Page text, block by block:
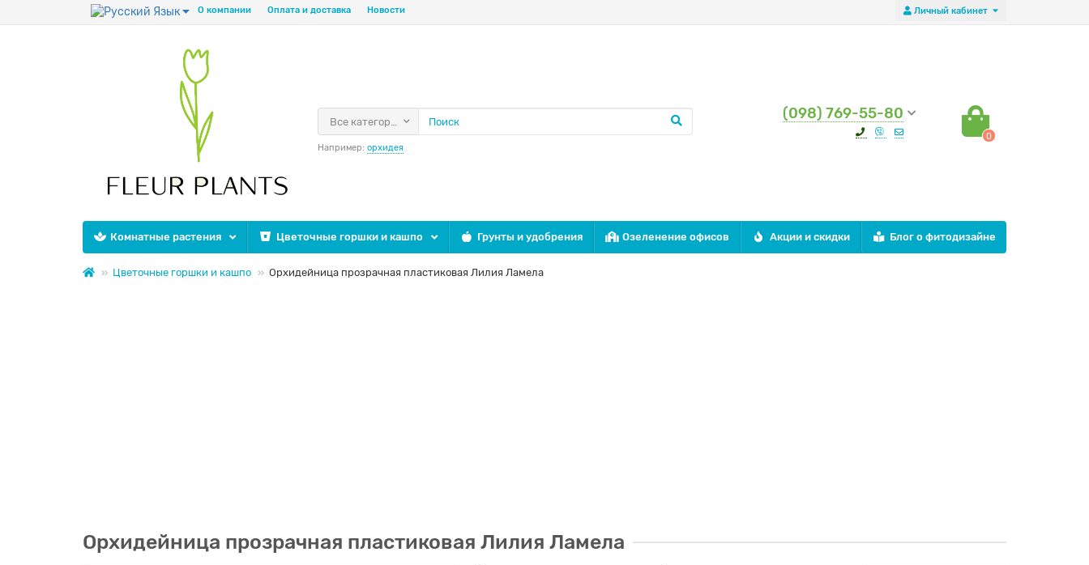
Личный кабинет
Язык О компании Оплата и доставка Новости
(098) 769-55-80
0
Все категории
Например: орхидея
Комнатные растения Цветочные горшки и кашпо Грунты и удобрения Озеленение офисов Акции и скидки Блог о фитодизайне
Цветочные горшки и кашпо Орхидейница прозрачная пластиковая Лилия Ламела
Орхидейница прозрачная пластиковая Лилия Ламела